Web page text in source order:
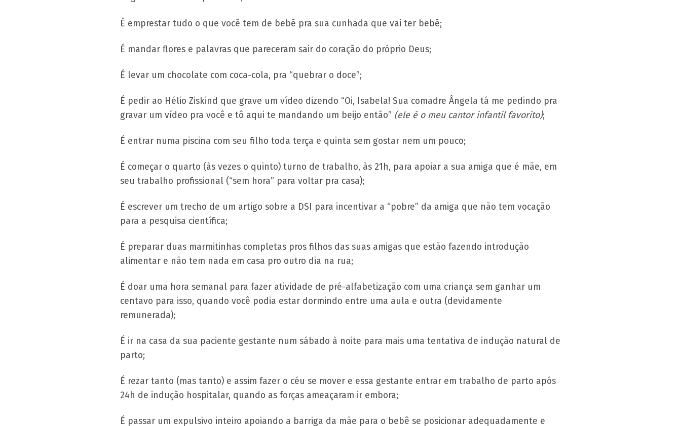
É emprestar tudo o que você tem de bebê pra sua cunhada que vai ter bebê;
É mandar flores e palavras que pareceram sair do coração do próprio Deus;
É levar um chocolate com coca-cola, pra “quebrar o doce”;
É pedir ao Hélio Ziskind que grave um vídeo dizendo “Oi, Isabela! Sua comadre Ângela tá me pedindo pra
gravar um vídeo pra você e tô aqui te mandando um beijo então” (ele é o meu cantor infantil favorito);
É entrar numa piscina com seu filho toda terça e quinta sem gostar nem um pouco;
É começar o quarto (às vezes o quinto) turno de trabalho, às 21h, para apoiar a sua amiga que é mãe, em
seu trabalho profissional (“sem hora” para voltar pra casa);
É escrever um trecho de um artigo sobre a DSI para incentivar a “pobre” da amiga que não tem vocação
para a pesquisa científica;
É preparar duas marmitinhas completas pros filhos das suas amigas que estão fazendo introdução
alimentar e não tem nada em casa pro outro dia na rua;
É doar uma hora semanal para fazer atividade de pré-alfabetização com uma criança sem ganhar um
centavo para isso, quando você podia estar dormindo entre uma aula e outra (devidamente
remunerada);
É ir na casa da sua paciente gestante num sábado à noite para mais uma tentativa de indução natural de
parto;
É rezar tanto (mas tanto) e assim fazer o céu se mover e essa gestante entrar em trabalho de parto após
24h de indução hospitalar, quando as forças ameaçaram ir embora;
É passar um expulsivo inteiro apoiando a barriga da mãe para o bebê se posicionar adequadamente e